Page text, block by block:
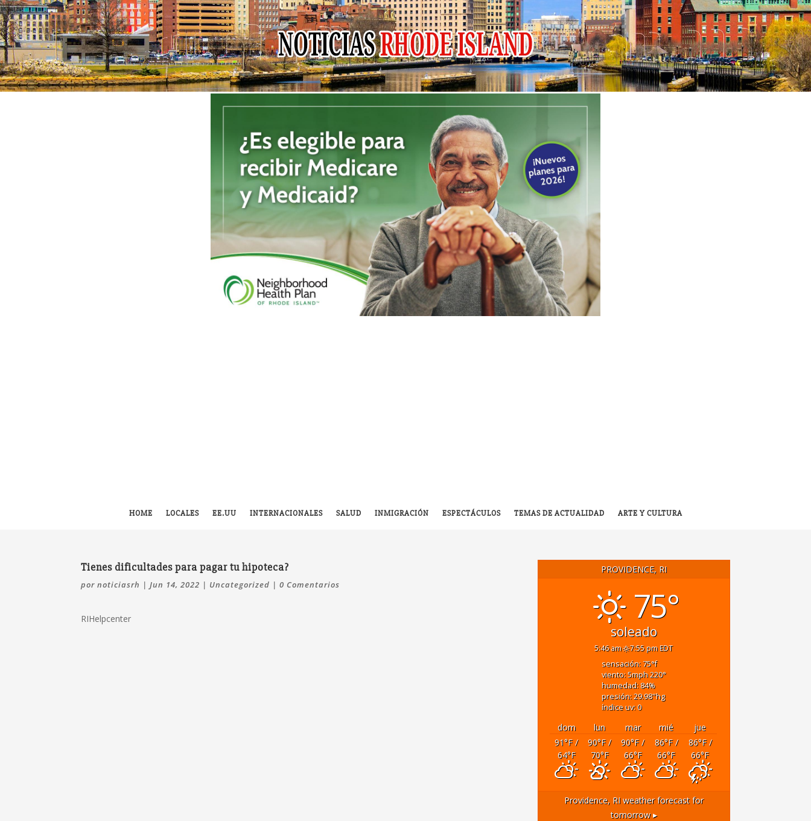
HOME LOCALES EE.UU INTERNACIONALES SALUD INMIGRACIÓN ESPECTÁCULOS TEMAS DE ACTUALIDAD ARTE Y CULTURA
Tienes dificultades para pagar tu hipoteca?
pornoticiasrh |Jun 14, 2022 | Uncategorized |0 Comentarios
RIHelpcenter
PROVIDENCE, RI
75°
soleado
5:46 am 7:55 pm EDT
sensación: 75°f
viento: 5mph220°
humedad: 84%
presión: 29.98"hg
índice uv: 0
dom lun mar mié
jue
91°F/
64°F
90°F/
70°F
90°F/
66°F
86°F/
66°F
86°F/
66°F
Providence, RIweather forecast for
tomorrow ▸